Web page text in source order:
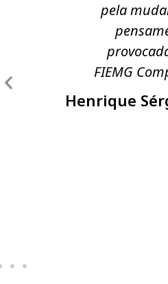
pela mudança de
pensamento
provocada pelo
FIEMG
Henrique Sérgio -